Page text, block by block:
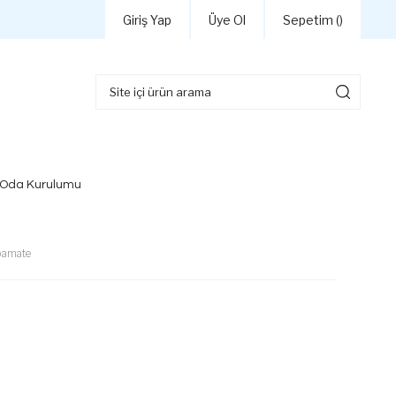
Giriş Yap Üye Ol Sepetim ()
Kurulumu